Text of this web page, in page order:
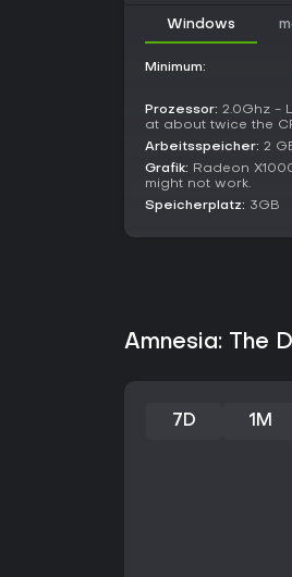
Windows
Minimum:
Prozessor: 2.0Ghz -
at about twice the
Arbeitsspeicher: 2
Grafik: Radeon
might not work.
Speicherplatz: 3GB
Amnesia: The
7D 1M